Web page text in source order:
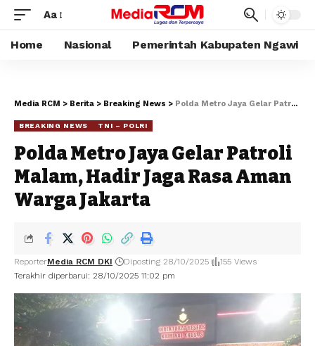
Aa
Home Nasional Pemerintah Kabupaten Ngawi
Media RCM > Berita > Breaking News > Polda Metro Jaya Gelar Patroli Malam, Hadir Jaga Rasa Aman Warga Jakarta
BREAKING NEWS TNI – POLRI
Polda Metro Jaya Gelar Patroli
Malam, Hadir Jaga Rasa Aman
Warga Jakarta
Terakhir diperbarui: 28/10/2025 11:02 pm
ReporterMedia RCM DKI Diposting 28/10/2025 155 Views